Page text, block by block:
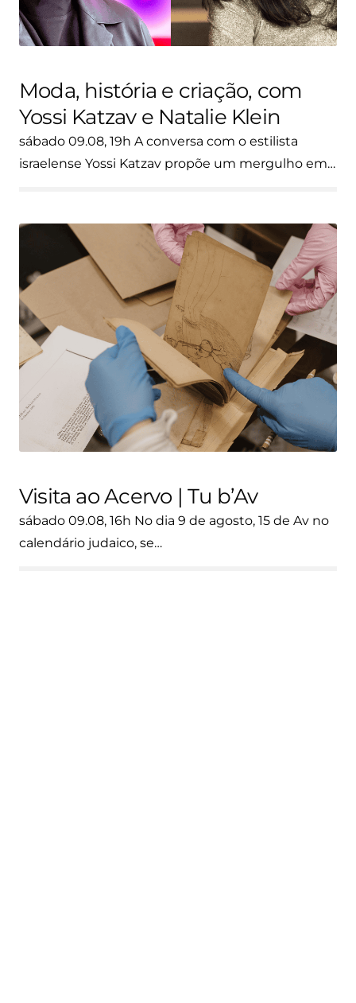
Moda, história e criação, com
Yossi Katzav e Natalie Klein
sábado 09.08, 19h A conversa com o estilista
israelense Yossi Katzav propõe um mergulho em…
Visita ao Acervo | Tu b’Av
sábado 09.08, 16h No dia 9 de agosto, 15 de Av no
calendário judaico, se…